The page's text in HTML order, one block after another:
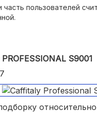
от накипи —
часть пользователей
S9001